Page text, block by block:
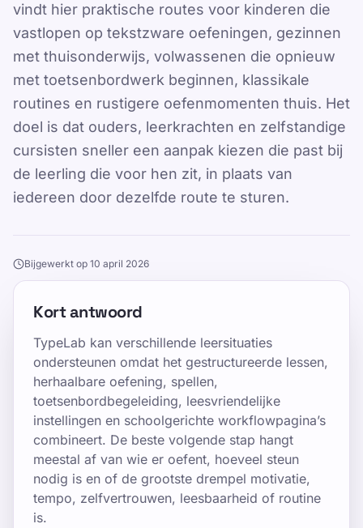
vindt hier praktische routes voor kinderen die
vastlopen op tekstzware oefeningen, gezinnen
met thuisonderwijs, volwassenen die opnieuw
met toetsenbordwerk beginnen, klassikale
routines en rustigere oefenmomenten thuis. Het
doel is dat ouders, leerkrachten en zelfstandige
cursisten sneller een aanpak kiezen die past bij
de leerling die voor hen zit, in plaats van
iedereen door dezelfde route te sturen.
Bijgewerkt op 10 april 2026
Kort antwoord
TypeLab kan verschillende leersituaties
ondersteunen omdat het gestructureerde lessen,
herhaalbare oefening, spellen,
toetsenbordbegeleiding, leesvriendelijke
instellingen en schoolgerichte workflowpagina’s
combineert. De beste volgende stap hangt
meestal af van wie er oefent, hoeveel steun
nodig is en of de grootste drempel motivatie,
tempo, zelfvertrouwen, leesbaarheid of routine
is.